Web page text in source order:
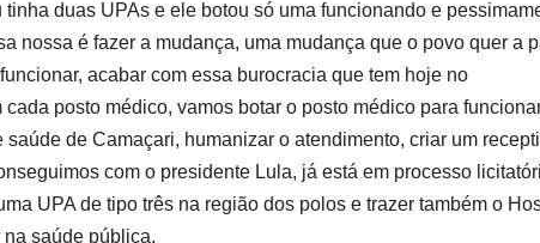
duas UPAs e ele botou só uma funcionando e
nossa é fazer a mudança, uma mudança que o povo quer a
acabar com essa burocracia que tem hoje no
posto médico, vamos botar o posto médico para
de Camaçari, humanizar o atendimento, criar um
com o presidente Lula, já está em processo
UPA de tipo três na região dos polos e trazer também o
saúde pública.